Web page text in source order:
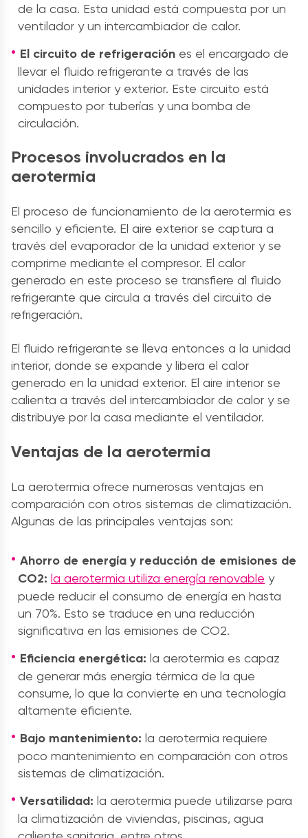
de la casa. Esta unidad está compuesta por un
ventilador y un intercambiador de calor.
El circuito de refrigeración es el encargado de
llevar el fluido refrigerante a través de las
unidades interior y exterior. Este circuito está
compuesto por tuberías y una bomba de
circulación.
Procesos involucrados en la
aerotermia
El proceso de funcionamiento de la aerotermia es
sencillo y eficiente. El aire exterior se captura a
través del evaporador de la unidad exterior y se
comprime mediante el compresor. El calor
generado en este proceso se transfiere al fluido
refrigerante que circula a través del circuito de
refrigeración.
El fluido refrigerante se lleva entonces a la unidad
interior, donde se expande y libera el calor
generado en la unidad exterior. El aire interior se
calienta a través del intercambiador de calor y se
distribuye por la casa mediante el ventilador.
Ventajas de la aerotermia
La aerotermia ofrece numerosas ventajas en
comparación con otros sistemas de climatización.
Algunas de las principales ventajas son:
Ahorro de energía y reducción de emisiones de
CO2: la aerotermia utiliza energía renovable y
puede reducir el consumo de energía en hasta
un 70%. Esto se traduce en una reducción
significativa en las emisiones de CO2.
Eficiencia energética: la aerotermia es capaz
de generar más energía térmica de la que
consume, lo que la convierte en una tecnología
altamente eficiente.
Bajo mantenimiento: la aerotermia requiere
poco mantenimiento en comparación con otros
sistemas de climatización.
Versatilidad: la aerotermia puede utilizarse para
la climatización de viviendas, piscinas, agua